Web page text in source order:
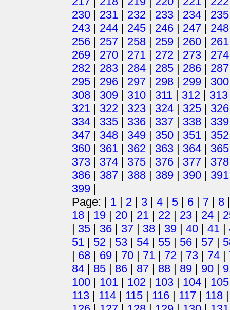
230 | 231 | 232 | 233 | 234 | 235
243 | 244 | 245 | 246 | 247 | 248
256 | 257 | 258 | 259 | 260 | 261
269 | 270 | 271 | 272 | 273 | 274
282 | 283 | 284 | 285 | 286 | 287
295 | 296 | 297 | 298 | 299 | 300
308 | 309 | 310 | 311 | 312 | 313
321 | 322 | 323 | 324 | 325 | 326
334 | 335 | 336 | 337 | 338 | 339
347 | 348 | 349 | 350 | 351 | 352
360 | 361 | 362 | 363 | 364 | 365
373 | 374 | 375 | 376 | 377 | 378
386 | 387 | 388 | 389 | 390 | 391
399 |
Page: | 1 | 2 | 3 | 4 | 5 | 6 | 7 | 8
18 | 19 | 20 | 21 | 22 | 23 | 24 |
| 35 | 36 | 37 | 38 | 39 | 40 | 41 |
51 | 52 | 53 | 54 | 55 | 56 | 57 |
| 68 | 69 | 70 | 71 | 72 | 73 | 74 |
84 | 85 | 86 | 87 | 88 | 89 | 90 |
100 | 101 | 102 | 103 | 104 | 105
113 | 114 | 115 | 116 | 117 | 118